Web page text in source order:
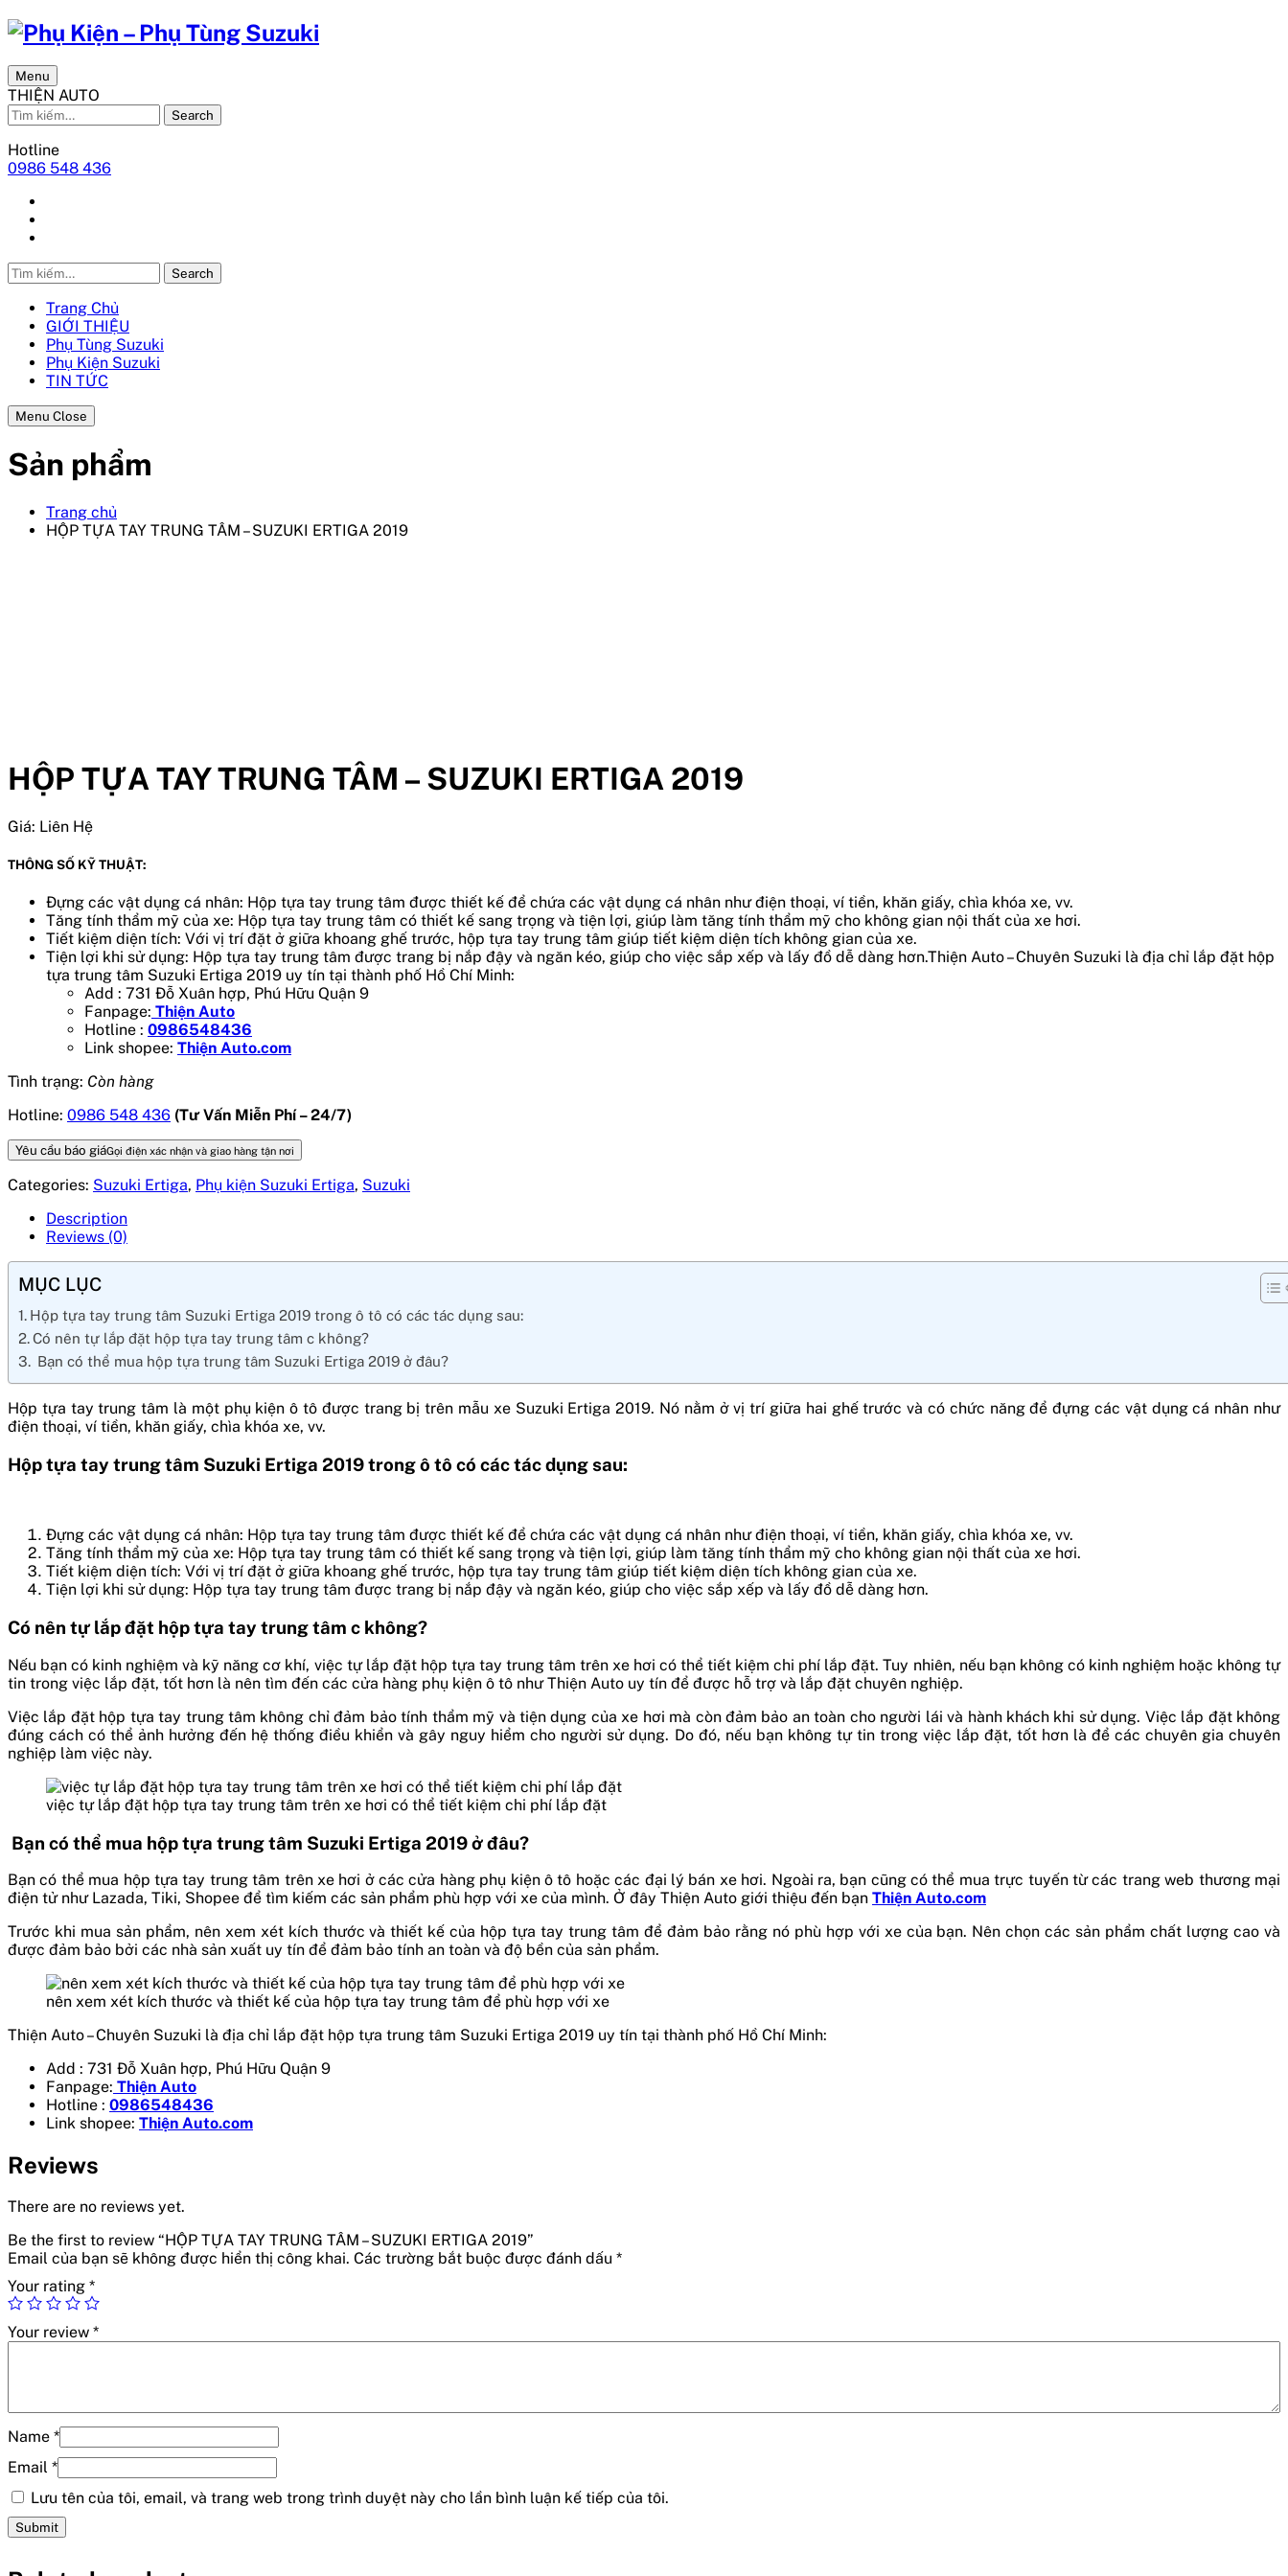
Menu
THIỆN AUTO
Search
Hotline
0986 548 436
Search
Trang Chủ
GIỚI THIỆU
Phụ Tùng Suzuki
Phụ Kiện Suzuki
TIN TỨC
Menu Close
Sản phẩm
Trang chủ
HỘP TỰA TAY TRUNG TÂM – SUZUKI ERTIGA 2019
HỘP TỰA TAY TRUNG TÂM – SUZUKI ERTIGA 2019
Giá: Liên Hệ
THÔNG SỐ KỸ THUẬT:
Đựng các vật dụng cá nhân: Hộp tựa tay trung tâm được thiết kế để chứa các vật dụng cá nhân như điện thoại, ví tiền, khăn giấy, chìa khóa xe, vv.
Tăng tính thẩm mỹ của xe: Hộp tựa tay trung tâm có thiết kế sang trọng và tiện lợi, giúp làm tăng tính thẩm mỹ cho không gian nội thất của xe hơi.
Tiết kiệm diện tích: Với vị trí đặt ở giữa khoang ghế trước, hộp tựa tay trung tâm giúp tiết kiệm diện tích không gian của xe.
Tiện lợi khi sử dụng: Hộp tựa tay trung tâm được trang bị nắp đậy và ngăn kéo, giúp cho việc sắp xếp và lấy đồ dễ dàng hơn.Thiện Auto – Chuyên Suzuki là địa chỉ lắp đặt hộp
tựa trung tâm Suzuki Ertiga 2019 uy tín tại thành phố Hồ Chí Minh:
Add : 731 Đỗ Xuân hợp, Phú Hữu Quận 9
Fanpage: Thiện Auto
Hotline : 0986548436
Link shopee: Thiện Auto.com
Tình trạng: Còn hàng
Hotline: 0986 548 436 (Tư Vấn Miễn Phí – 24/7)
Yêu cầu báo giáGọi điện xác nhận và giao hàng tận nơi
Categories: Suzuki Ertiga, Phụ kiện Suzuki Ertiga, Suzuki
Description
Reviews (0)
MỤC LỤC
Hộp tựa tay trung tâm Suzuki Ertiga 2019 trong ô tô có các tác dụng sau:
Có nên tự lắp đặt hộp tựa tay trung tâm c không?
Bạn có thể mua hộp tựa trung tâm Suzuki Ertiga 2019 ở đâu?
Hộp tựa tay trung tâm là một phụ kiện ô tô được trang bị trên mẫu xe Suzuki Ertiga 2019. Nó nằm ở vị trí giữa hai ghế trước và có chức năng để đựng các vật dụng cá nhân như
điện thoại, ví tiền, khăn giấy, chìa khóa xe, vv.
Hộp tựa tay trung tâm Suzuki Ertiga 2019 trong ô tô có các tác dụng sau:
Đựng các vật dụng cá nhân: Hộp tựa tay trung tâm được thiết kế để chứa các vật dụng cá nhân như điện thoại, ví tiền, khăn giấy, chìa khóa xe, vv.
Tăng tính thẩm mỹ của xe: Hộp tựa tay trung tâm có thiết kế sang trọng và tiện lợi, giúp làm tăng tính thẩm mỹ cho không gian nội thất của xe hơi.
Tiết kiệm diện tích: Với vị trí đặt ở giữa khoang ghế trước, hộp tựa tay trung tâm giúp tiết kiệm diện tích không gian của xe.
Tiện lợi khi sử dụng: Hộp tựa tay trung tâm được trang bị nắp đậy và ngăn kéo, giúp cho việc sắp xếp và lấy đồ dễ dàng hơn.
Có nên tự lắp đặt hộp tựa tay trung tâm c không?
Nếu bạn có kinh nghiệm và kỹ năng cơ khí, việc tự lắp đặt hộp tựa tay trung tâm trên xe hơi có thể tiết kiệm chi phí lắp đặt. Tuy nhiên, nếu bạn không có kinh nghiệm hoặc không tự
tin trong việc lắp đặt, tốt hơn là nên tìm đến các cửa hàng phụ kiện ô tô như Thiện Auto uy tín để được hỗ trợ và lắp đặt chuyên nghiệp.
Việc lắp đặt hộp tựa tay trung tâm không chỉ đảm bảo tính thẩm mỹ và tiện dụng của xe hơi mà còn đảm bảo an toàn cho người lái và hành khách khi sử dụng. Việc lắp đặt không
đúng cách có thể ảnh hưởng đến hệ thống điều khiển và gây nguy hiểm cho người sử dụng. Do đó, nếu bạn không tự tin trong việc lắp đặt, tốt hơn là để các chuyên gia chuyên
nghiệp làm việc này.
việc tự lắp đặt hộp tựa tay trung tâm trên xe hơi có thể tiết kiệm chi phí lắp đặt
Bạn có thể mua hộp tựa trung tâm Suzuki Ertiga 2019 ở đâu?
Bạn có thể mua hộp tựa tay trung tâm trên xe hơi ở các cửa hàng phụ kiện ô tô hoặc các đại lý bán xe hơi. Ngoài ra, bạn cũng có thể mua trực tuyến từ các trang web thương mại
điện tử như Lazada, Tiki, Shopee để tìm kiếm các sản phẩm phù hợp với xe của mình. Ở đây Thiện Auto giới thiệu đến bạn Thiện Auto.com
Trước khi mua sản phẩm, nên xem xét kích thước và thiết kế của hộp tựa tay trung tâm để đảm bảo rằng nó phù hợp với xe của bạn. Nên chọn các sản phẩm chất lượng cao và
được đảm bảo bởi các nhà sản xuất uy tín để đảm bảo tính an toàn và độ bền của sản phẩm.
nên xem xét kích thước và thiết kế của hộp tựa tay trung tâm để phù hợp với xe
Thiện Auto – Chuyên Suzuki là địa chỉ lắp đặt hộp tựa trung tâm Suzuki Ertiga 2019 uy tín tại thành phố Hồ Chí Minh:
Add : 731 Đỗ Xuân hợp, Phú Hữu Quận 9
Fanpage: Thiện Auto
Hotline : 0986548436
Link shopee: Thiện Auto.com
Reviews
There are no reviews yet.
Be the first to review “HỘP TỰA TAY TRUNG TÂM – SUZUKI ERTIGA 2019”
Email của bạn sẽ không được hiển thị công khai. Các trường bắt buộc được đánh dấu *
Your rating *
Your review *
Name *
Email *
Lưu tên của tôi, email, và trang web trong trình duyệt này cho lần bình luận kế tiếp của tôi.